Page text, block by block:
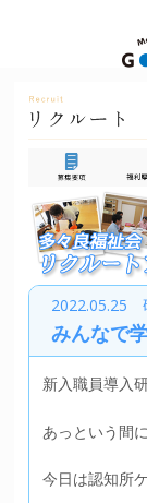
2022.05.25
みんなで
新入職員導入
あっという間
今日は認知所